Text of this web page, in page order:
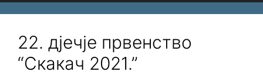
22. дјечје првенство
“Скакач 2021.”